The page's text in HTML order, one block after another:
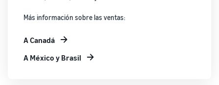
Más información sobre las ventas:
A Canadá
A México y Brasil